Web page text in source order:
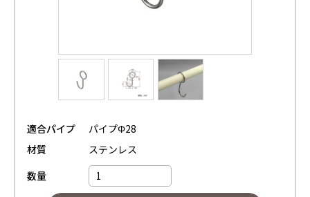
適合パイプ
パイプΦ28
材質
ステンレス
数量